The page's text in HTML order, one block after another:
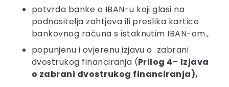
potvrda banke o IBAN-u koji glasi na
podnositelja zahtjeva ili preslika kartice
bankovnog računa s istaknutim IBAN-om.,
popunjenu i ovjerenu izjavu o zabrani
dvostrukog financiranja (Prilog 4– Izjava
o zabrani dvostrukog financiranja),